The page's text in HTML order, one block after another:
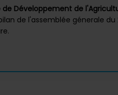
Développement de
de l'assemblée génerale du